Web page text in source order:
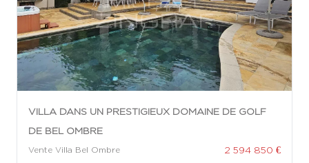
VILLA DANS UN PRESTIGIEUX DOMAINE DE GOLF
DE BEL OMBRE
Vente Villa Bel Ombre 2 594 850 €